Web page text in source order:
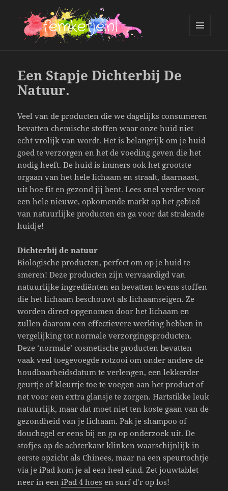
Een Stapje Dichterbij De
Natuur.
Veel van de producten die we dagelijks consumeren
bevatten chemische stoffen waar onze huid niet
echt vrolijk van wordt. Het is belangrijk om je huid
goed te verzorgen en het de voeding geven die het
nodig heeft. De huid is immers ook het grootste
orgaan van het hele lichaam en straalt, daarnaast,
uit hoe fit en gezond jij bent. Lees snel verder voor
een hele nieuwe, opkomende markt op het gebied
van natuurlijke producten en ga voor dat stralende
huidje!
Dichterbij de natuur
Biologische producten, perfect om op je huid te
smeren! Deze producten zijn vervaardigd van
natuurlijke ingrediënten en bevatten tevens stoffen
die het lichaam beschouwt als lichaamseigen. Ze
worden direct opgenomen door het lichaam en
zullen daarom een effectievere werking hebben in
vergelijking tot normale verzorgingsproducten.
Deze ‘normale’ cosmetische producten bevatten
vaak veel toegevoegde rotzooi om onder andere de
houdbaarheidsdatum te verlengen, een lekkerder
geurtje of kleurtje toe te voegen aan het product of
net voor een extra glansje te zorgen. Hartstikke leuk
natuurlijk, maar dat moet niet ten koste gaan van de
gezondheid van je lichaam. Pak je shampoo of
douchegel er eens bij en ga op onderzoek uit. De
stofjes op de achterkant klinken waarschijnlijk in
eerste opzicht als Chinees, maar na een speurtochtje
via je iPad kom je al een heel eind. Zet jouwtablet
neer in eeniPad 4 hoes en surf d’r op los!